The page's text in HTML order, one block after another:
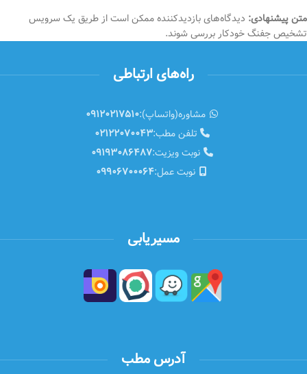
متن پیشنهادی: دیدگاه‌های بازدیدکننده ممکن است از طریق یک سرویس
تشخیص جفنگ خودکار بررسی شوند.
راه‌های ارتباطی
مشاوره(واتساپ):09120217510
تلفن مطب:02122070043
نوبت ویزیت:09193086487
نوبت عمل:09906700064
مسیریابی
آدرس مطب